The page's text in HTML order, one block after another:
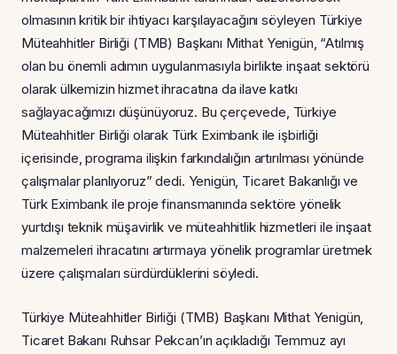
olmasının kritik bir ihtiyacı karşılayacağını söyleyen Türkiye
Müteahhitler Birliği (TMB) Başkanı Mithat Yenigün, “Atılmış
olan bu önemli adımın uygulanmasıyla birlikte inşaat sektörü
olarak ülkemizin hizmet ihracatına da ilave katkı
sağlayacağımızı düşünüyoruz. Bu çerçevede, Türkiye
Müteahhitler Birliği olarak Türk Eximbank ile işbirliği
içerisinde, programa ilişkin farkındalığın artırılması yönünde
çalışmalar planlıyoruz” dedi. Yenigün, Ticaret Bakanlığı ve
Türk Eximbank ile proje finansmanında sektöre yönelik
yurtdışı teknik müşavirlik ve müteahhitlik hizmetleri ile inşaat
malzemeleri ihracatını artırmaya yönelik programlar üretmek
üzere çalışmaları sürdürdüklerini söyledi.
Türkiye Müteahhitler Birliği (TMB) Başkanı Mithat Yenigün,
Ticaret Bakanı Ruhsar Pekcan’ın açıkladığı Temmuz ayı